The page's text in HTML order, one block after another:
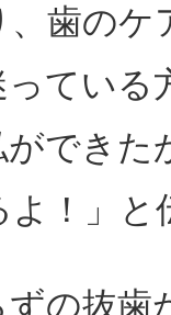
歯のケ
っている
できた
！」と
ずの抜歯